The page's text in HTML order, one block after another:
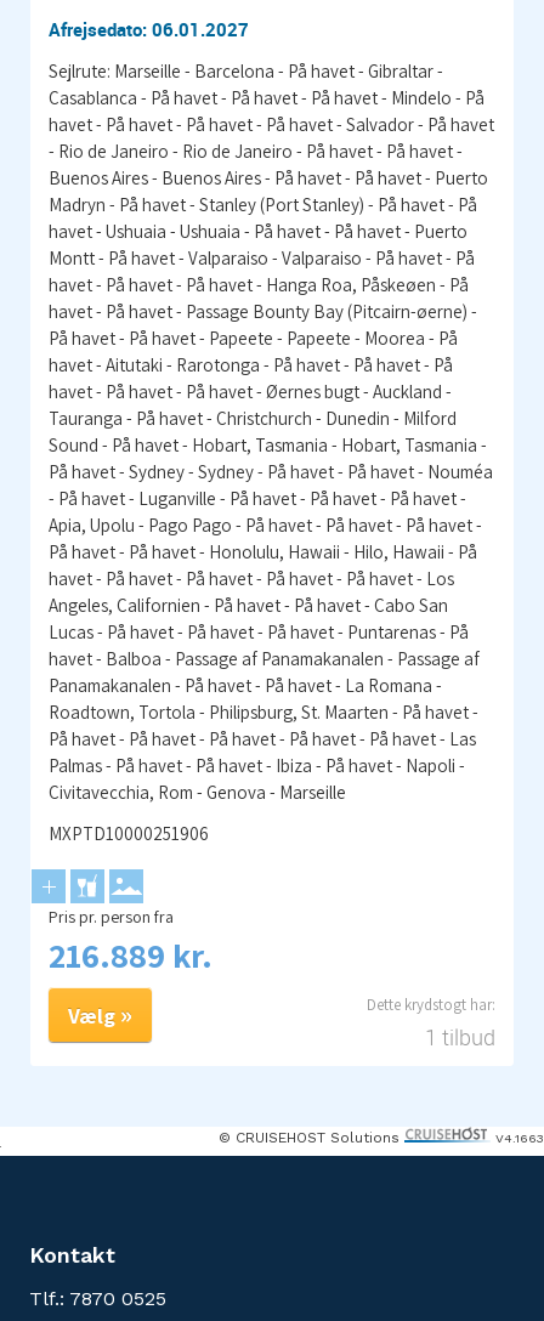
Afrejsedato: 06.01.2027
Sejlrute: Marseille - Barcelona - På havet - Gibraltar -
Casablanca - På havet - På havet - På havet - Mindelo - På
havet - På havet - På havet - På havet - Salvador - På havet
- Rio de Janeiro - Rio de Janeiro - På havet - På havet -
Buenos Aires - Buenos Aires - På havet - På havet - Puerto
Madryn - På havet - Stanley (Port Stanley) - På havet - På
havet - Ushuaia - Ushuaia - På havet - På havet - Puerto
Montt - På havet - Valparaiso - Valparaiso - På havet - På
havet - På havet - På havet - Hanga Roa, Påskeøen - På
havet - På havet - Passage Bounty Bay (Pitcairn-øerne) -
På havet - På havet - Papeete - Papeete - Moorea - På
havet - Aitutaki - Rarotonga - På havet - På havet - På
havet - På havet - På havet - Øernes bugt - Auckland -
Tauranga - På havet - Christchurch - Dunedin - Milford
Sound - På havet - Hobart, Tasmania - Hobart, Tasmania -
På havet - Sydney - Sydney - På havet - På havet - Nouméa
- På havet - Luganville - På havet - På havet - På havet -
Apia, Upolu - Pago Pago - På havet - På havet - På havet -
På havet - På havet - Honolulu, Hawaii - Hilo, Hawaii - På
havet - På havet - På havet - På havet - På havet - Los
Angeles, Californien - På havet - På havet - Cabo San
Lucas - På havet - På havet - På havet - Puntarenas - På
havet - Balboa - Passage af Panamakanalen - Passage af
Panamakanalen - På havet - På havet - La Romana -
Roadtown, Tortola - Philipsburg, St. Maarten - På havet -
På havet - På havet - På havet - På havet - På havet - Las
Palmas - På havet - På havet - Ibiza - På havet - Napoli -
Civitavecchia, Rom - Genova - Marseille
MXPTD10000251906
Pris pr. person fra
216.889 kr.
1 tilbud
Vælg
© CRUISEHOST Solutions V4.1663
Kontakt
Tlf.: 7870 0525